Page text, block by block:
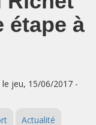
étape à
jeu, 15/06/2017 -
Actualité